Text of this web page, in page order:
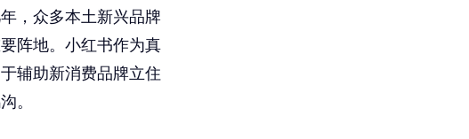
，众多本土新兴品牌
阵地。小红书作为真
辅助新消费品牌立住
。